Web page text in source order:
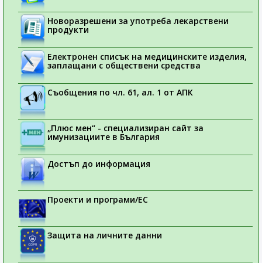
Новоразрешени за употреба лекарствени
продукти
Електронен списък на медицинските изделия,
заплащани с обществени средства
Съобщения по чл. 61, ал. 1 от АПК
„Плюс мен“ - специализиран сайт за
имунизациите в България
Достъп до информация
Проекти и програми/ЕС
Защита на личните данни